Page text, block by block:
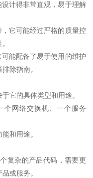
计得非常直观，易于理解
它可能经过严格的质量控
能配备了易于使用的维护
除指南。
它的具体类型和用途。
个网络交换机、一个服务
和用途。
个复杂的产品代码，需要更
或服务。